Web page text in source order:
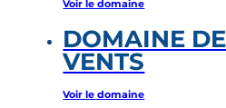
Voir le domaine
DOMAINE
VENTS
Voir le domaine